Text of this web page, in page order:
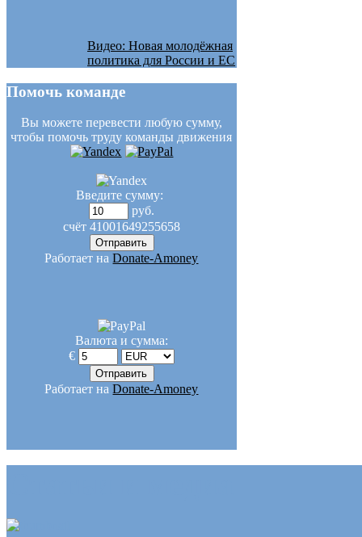
Видео: Новая молодёжная
политика для России и ЕС
Помочь команде
Вы можете перевести любую сумму,
чтобы помочь труду команды движения
Введите сумму:
руб.
счёт 41001649255658
Работает на Donate-Amoney
Валюта и сумма:
€
Работает на Donate-Amoney